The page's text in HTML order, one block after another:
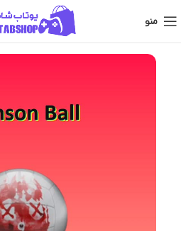
منو